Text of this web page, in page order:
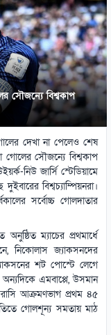
সৌজন্যে বিশ্বকাপ
দেখা না পেলেও শেষ
গোলের সৌজন্যে বিশ্বকাপ
নিউ জার্সি স্টেডিয়ামে
বিশ্বচ্যাম্পিয়নরা।
সর্বোচ্চ গোলদাতার
ম্যাচের প্রথমার্ধে
নিকোলাস জ্যাকসনদের
শট পোস্টে লেগে
এমবাপ্পে, উসমান
আক্রমণভাগ প্রথম ৪৫
গোলশূন্য সমতায় মাঠ